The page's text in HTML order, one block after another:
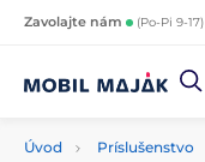
Zavolajte nám (Po-Pi 9-17)
Úvod Príslušenstvo